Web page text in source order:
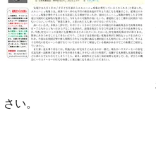
さい。